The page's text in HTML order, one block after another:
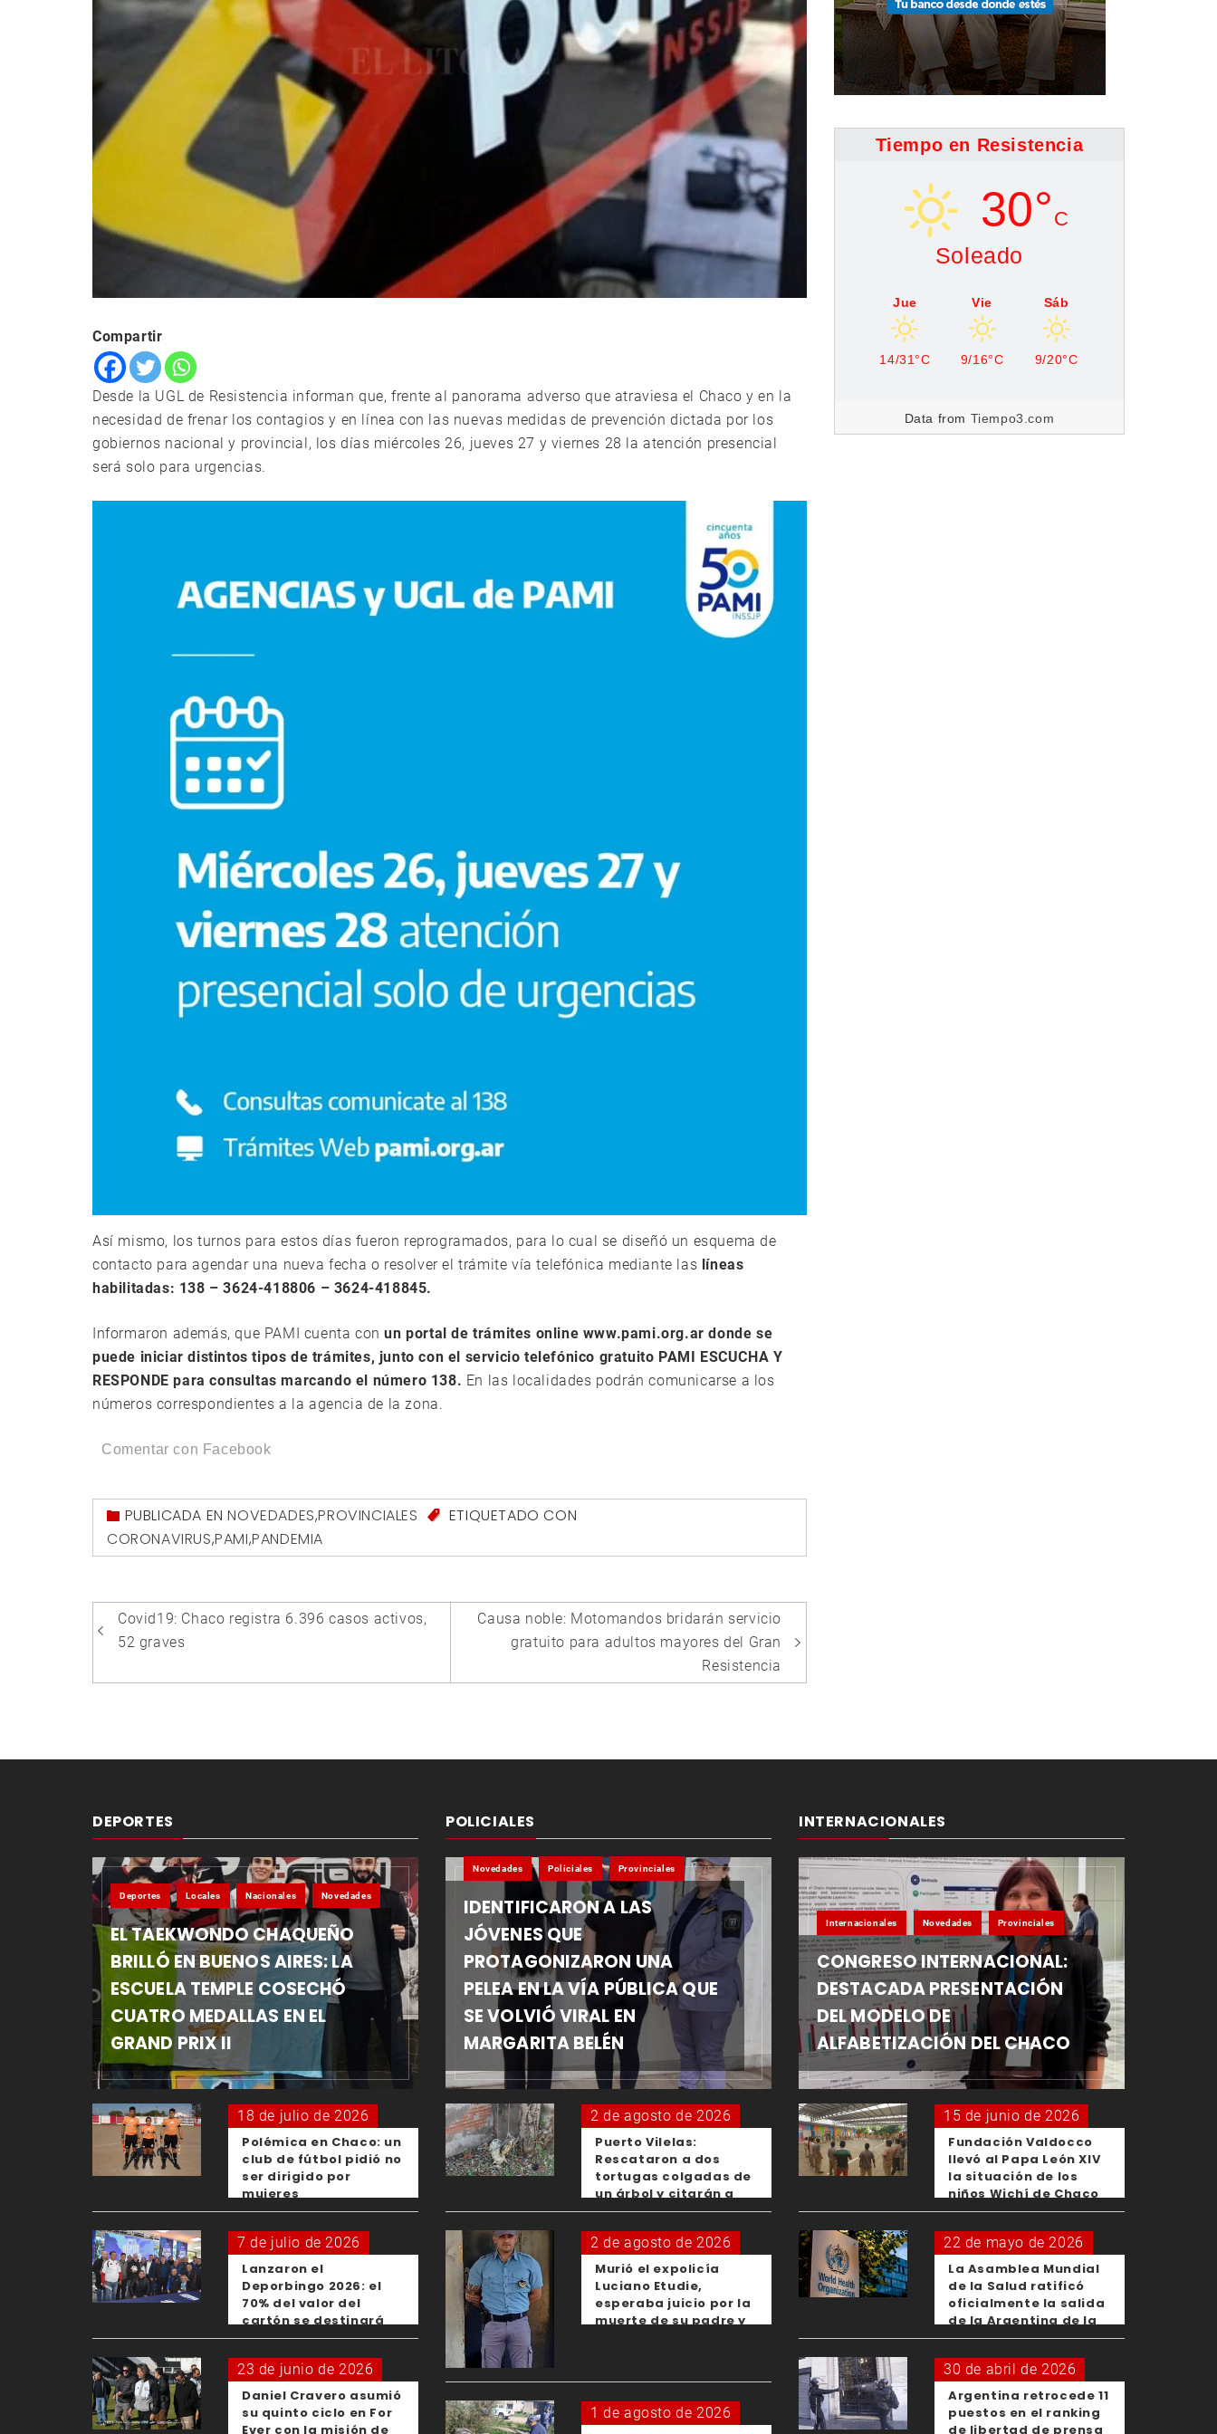
Compartir
Desde la UGL de Resistencia informan que, frente al panorama adverso que atraviesa el Chaco y en la
necesidad de frenar los contagios y en línea con las nuevas medidas de prevención dictada por los
gobiernos nacional y provincial, los días miércoles 26, jueves 27 y viernes 28 la atención presencial
será solo para urgencias.
Así mismo, los turnos para estos días fueron reprogramados, para lo cual se diseñó un esquema de
contacto para agendar una nueva fecha o resolver el trámite vía telefónica mediante las líneas
habilitadas: 138 – 3624-418806 – 3624-418845.
Informaron además, que PAMI cuenta conun portal de trámites online www.pami.org.ar donde se
puede iniciar distintos tipos de trámites, junto con el servicio telefónico gratuito PAMI ESCUCHA Y
RESPONDE para consultas marcando el número 138. En las localidades podrán comunicarse a los
números correspondientes a la agencia de la zona.
Comentar con Facebook
PUBLICADA ENNOVEDADES,PROVINCIALES
ETIQUETADO CON
CORONAVIRUS,PAMI,PANDEMIA
Navegación
de
entradas
Covid19: Chaco registra 6.396 casos activos,
52 graves
Causa noble: Motomandos bridarán servicio
gratuito para adultos mayores del Gran
Resistencia
Tiempo en Resistencia
30° C
Soleado
Jue
14/31°C
Vie
9/16°C
Sáb
9/20°C
Data from Tiempo3.com
DEPORTES
Deportes Locales Nacionales Novedades
EL TAEKWONDO CHAQUEÑO
BRILLÓ EN BUENOS AIRES: LA
ESCUELA TEMPLE COSECHÓ
CUATRO MEDALLAS EN EL
GRAND PRIX II
18 de julio de 2026
Polémica en Chaco: un
club de fútbol pidió no
ser dirigido por
mujeres
7 de julio de 2026
Lanzaron el
Deporbingo 2026: el
70% del valor del
cartón se destinará
para los clubes
23 de junio de 2026
Daniel Cravero asumió
su quinto ciclo en For
Ever con la misión de
POLICIALES
Novedades Policiales Provinciales
IDENTIFICARON A LAS
JÓVENES QUE
PROTAGONIZARON UNA
PELEA EN LA VÍA PÚBLICA QUE
SE VOLVIÓ VIRAL EN
MARGARITA BELÉN
2 de agosto de 2026
Puerto Vilelas:
Rescataron a dos
tortugas colgadas de
un árbol y citarán a
los padres de los
menores responsables
2 de agosto de 2026
Murió el expolicía
Luciano Etudie,
esperaba juicio por la
muerte de su padre y
1 de agosto de 2026
INTERNACIONALES
Internacionales Novedades Provinciales
CONGRESO INTERNACIONAL:
DESTACADA PRESENTACIÓN
DEL MODELO DE
ALFABETIZACIÓN DEL CHACO
15 de junio de 2026
Fundación Valdocco
llevó al Papa León XIV
la situación de los
niños Wichí de Chaco
22 de mayo de 2026
La Asamblea Mundial
de la Salud ratificó
oficialmente la salida
de la Argentina de la
OMS
30 de abril de 2026
Argentina retrocede 11
puestos en el ranking
de libertad de prensa